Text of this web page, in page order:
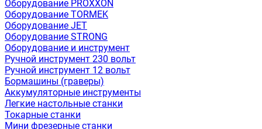
Оборудование PROXXON
Оборудование TORMEK
Оборудование JET
Оборудование STRONG
Оборудование и инструмент
Ручной инструмент 230 вольт
Ручной инструмент 12 вольт
Бормашины (граверы)
Аккумуляторные инструменты
Легкие настольные станки
Токарные станки
Мини фрезерные станки